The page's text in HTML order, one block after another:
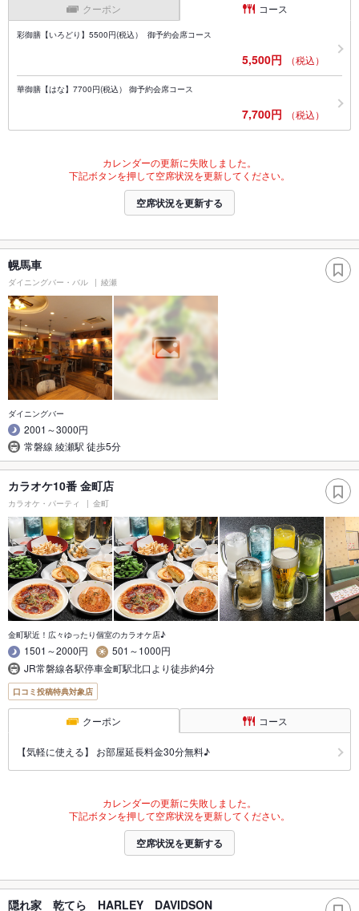
クーポン コース
彩御膳【いろどり】5500円(税込） 御予約会席コース
5,500円 （税込）
華御膳【はな】7700円(税込） 御予約会席コース
7,700円 （税込）
カレンダーの更新に失敗しました。
下記ボタンを押して空席状況を更新してください。
空席状況を更新する
幌馬車
ダイニングバー・バル 綾瀬
ダイニングバー
2001～3000円
常磐線 綾瀬駅 徒歩5分
カラオケ10番 金町店
カラオケ・パーティ 金町
金町駅近！広々ゆったり個室のカラオケ店♪
1501～2000円
501～1000円
JR常磐線各駅停車金町駅北口より徒歩約4分
口コミ投稿特典対象店
クーポン コース
【気軽に使える】 お部屋延長料金30分無料♪
カレンダーの更新に失敗しました。
下記ボタンを押して空席状況を更新してください。
空席状況を更新する
隠れ家 乾てら HARLEY DAVIDSON